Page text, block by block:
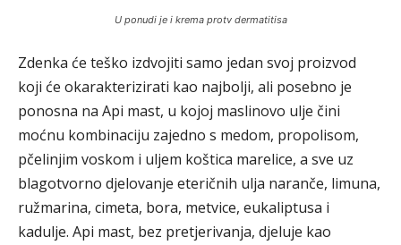
U ponudi je i krema protv dermatitisa
Zdenka će teško izdvojiti samo jedan svoj proizvod
koji će okarakterizirati kao najbolji, ali posebno je
ponosna na Api mast, u kojoj maslinovo ulje čini
moćnu kombinaciju zajedno s medom, propolisom,
pčelinjim voskom i uljem koštica marelice, a sve uz
blagotvorno djelovanje eteričnih ulja naranče, limuna,
ružmarina, cimeta, bora, metvice, eukaliptusa i
kadulje. Api mast, bez pretjerivanja, djeluje kao